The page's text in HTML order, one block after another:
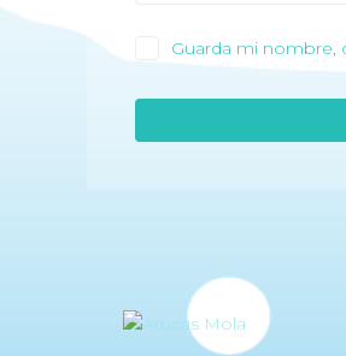
Guarda mi nombre,